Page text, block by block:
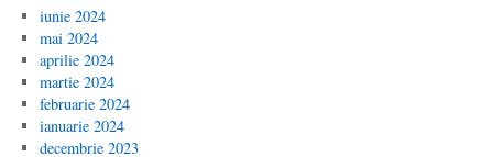
iunie 2024
mai 2024
aprilie 2024
martie 2024
februarie 2024
ianuarie 2024
decembrie 2023